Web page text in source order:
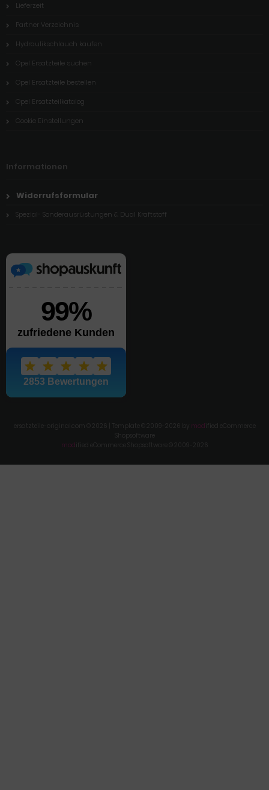
Lieferzeit
Partner Verzeichnis
Hydraulikschlauch kaufen
Opel Ersatzteile suchen
Opel Ersatzteile bestellen
Opel Ersatzteilkatalog
Cookie Einstellungen
Informationen
Widerrufsformular
Spezial- Sonderausrüstungen & Dual Kraftstoff
ersatzteile-original.com © 2026 | Template © 2009-2026 by mod ified eCommerce
Shopsoftware
mod ified eCommerce Shopsoftware © 2009-2026